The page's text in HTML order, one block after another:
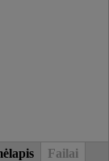
Failai